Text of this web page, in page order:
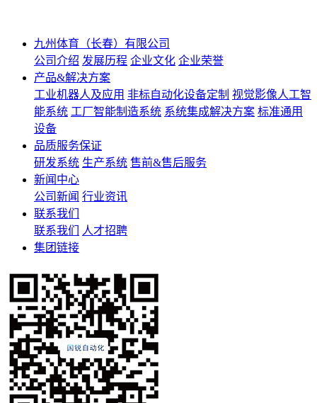
九州体育（长春）有限公司
公司介绍 发展历程 企业文化 企业荣誉
产品&解决方案
工业机器人及应用 非标自动化设备定制 视觉影像人工智
能系统 工厂智能制造系统 系统集成解决方案 标准通用
设备
品质服务保证
研发系统 生产系统 售前&售后服务
新闻中心
公司新闻 行业资讯
联系我们
联系我们
人才招聘
集团链接